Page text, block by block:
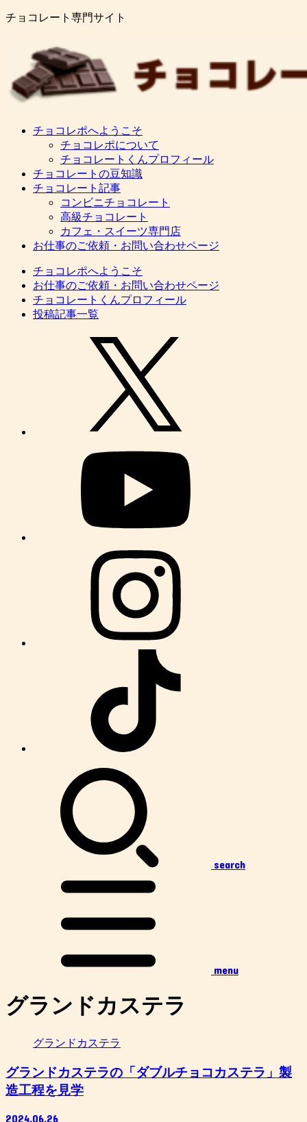
チョコレート専門サイト
チョコレポへようこそ
チョコレポについて
チョコレートくんプロフィール
チョコレートの豆知識
チョコレート記事
コンビニチョコレート
高級チョコレート
カフェ・スイーツ専門店
お仕事のご依頼・お問い合わせページ
チョコレポへようこそ
お仕事のご依頼・お問い合わせページ
チョコレートくんプロフィール
投稿記事一覧
search
menu
グランドカステラ
グランドカステラ
グランドカステラの「ダブルチョコカステラ」製
造工程を見学
2024.06.26